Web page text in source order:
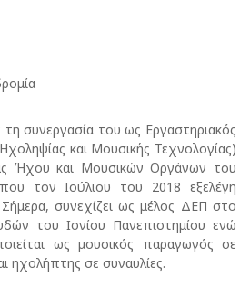
συνεργασία του ως Εργαστηριακός
και Μουσικής Τεχνολογίας)
Ήχου και Μουσικών Οργάνων του
τον Ιούλιου του 2018 εξελέγη
συνεχίζει ως μέλος ΔΕΠ στο
του Ιονίου Πανεπιστημίου ενώ
ως μουσικός παραγωγός σε
ηχολήπτης σε συναυλίες.